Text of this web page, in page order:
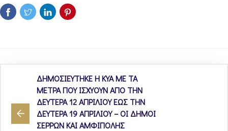
ΔΗΜΟΣΙΕΥΤΗΚΕ Η ΚΥΑ ΜΕ ΤΑ
ΜΕΤΡΑ ΠΟΥ ΙΣΧΥΟΥΝ ΑΠΟ ΤΗΝ
ΔΕΥΤΕΡΑ 12 ΑΠΡΙΛΙΟΥ ΕΩΣ ΤΗΝ
ΔΕΥΤΕΡΑ 19 ΑΠΡΙΛΙΟΥ – ΟΙ ΔΗΜΟΙ
ΣΕΡΡΩΝ ΚΑΙ ΑΜΦΙΠΟΛΗΣ